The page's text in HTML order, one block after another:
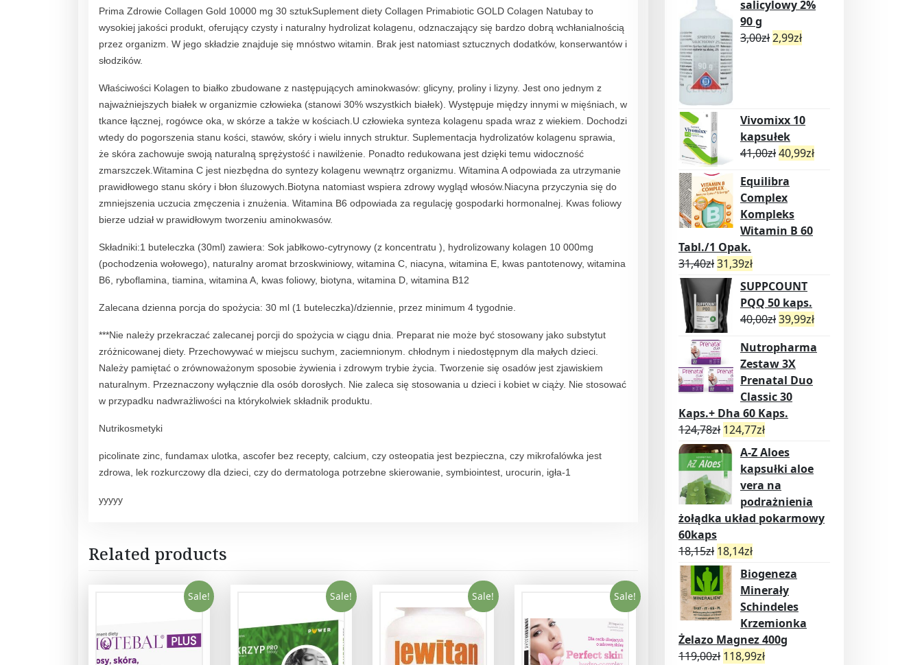
0
s
z
k
q
u
a
n
t
i
t
Prima Zdrowie Collagen Gold 10000 mg 30 sztukSuplement diety Collagen Primabiotic GOLD Colagen Natubay to
wysokiej jakości produkt, oferujący czysty i naturalny hydrolizat kolagenu, odznaczający się bardzo dobrą wchłanialnością
przez organizm. W jego składzie znajduje się mnóstwo witamin. Brak jest natomiast sztucznych dodatków, konserwantów i
słodzików.
Właściwości Kolagen to białko zbudowane z następujących aminokwasów: glicyny, proliny i lizyny. Jest ono jednym z
najważniejszych białek w organizmie człowieka (stanowi 30% wszystkich białek). Występuje między innymi w mięśniach, w
tkance łącznej, rogówce oka, w skórze a także w kościach.U człowieka synteza kolagenu spada wraz z wiekiem. Dochodzi
wtedy do pogorszenia stanu kości, stawów, skóry i wielu innych struktur. Suplementacja hydrolizatów kolagenu sprawia,
że skóra zachowuje swoją naturalną sprężystość i nawilżenie. Ponadto redukowana jest dzięki temu widoczność
zmarszczek.Witamina C jest niezbędna do syntezy kolagenu wewnątrz organizmu. Witamina A odpowiada za utrzymanie
prawidłowego stanu skóry i błon śluzowych.Biotyna natomiast wspiera zdrowy wygląd włosów.Niacyna przyczynia się do
zmniejszenia uczucia zmęczenia i znużenia. Witamina B6 odpowiada za regulację gospodarki hormonalnej. Kwas foliowy
bierze udział w prawidłowym tworzeniu aminokwasów.
Składniki:1 buteleczka (30ml) zawiera: Sok jabłkowo-cytrynowy (z koncentratu ), hydrolizowany kolagen 10 000mg
(pochodzenia wołowego), naturalny aromat brzoskwiniowy, witamina C, niacyna, witamina E, kwas pantotenowy, witamina
B6, ryboflamina, tiamina, witamina A, kwas foliowy, biotyna, witamina D, witamina B12
Zalecana dzienna porcja do spożycia: 30 ml (1 buteleczka)/dziennie, przez minimum 4 tygodnie.
***Nie należy przekraczać zalecanej porcji do spożycia w ciągu dnia. Preparat nie może być stosowany jako substytut
zróżnicowanej diety. Przechowywać w miejscu suchym, zaciemnionym. chłodnym i niedostępnym dla małych dzieci.
Należy pamiętać o zrównoważonym sposobie żywienia i zdrowym trybie życia. Tworzenie się osadów jest zjawiskiem
naturalnym. Przeznaczony wyłącznie dla osób dorosłych. Nie zaleca się stosowania u dzieci i kobiet w ciąży. Nie stosować
w przypadku nadwrażliwości na którykolwiek składnik produktu.
Nutrikosmetyki
picolinate zinc, fundamax ulotka, ascofer bez recepty, calcium, czy osteopatia jest bezpieczna, czy mikrofalówka jest
zdrowa, lek rozkurczowy dla dzieci, czy do dermatologa potrzebne skierowanie, symbiointest, urocurin, igła-1
yyyyy
Related products
Sale! Sale! Sale! Sale!
salicylowy 2%
90 g
3,00zł2,99zł
Vivomixx 10
kapsułek
41,00zł40,99zł
Equilibra
Complex
Kompleks
Witamin B 60
Tabl./1 Opak.
31,40zł31,39zł
SUPPCOUNT
PQQ 50 kaps.
40,00zł39,99zł
Nutropharma
Zestaw 3X
Prenatal Duo
Classic 30
Kaps.+ Dha 60 Kaps.
124,78zł 124,77zł
A-Z Aloes
kapsułki aloe
vera na
podrażnienia
żołądka układ pokarmowy
60kaps
18,15zł 18,14zł
Biogeneza
Minerały
Schindeles
Krzemionka
Żelazo Magnez 400g
119,00zł 118,99zł